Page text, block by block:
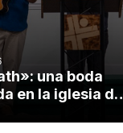
una boda
en la iglesia de